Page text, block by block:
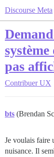
Discourse Meta
pas
Contribuer UX
bts (Brendan
Je voulais faire
nuisance. Il